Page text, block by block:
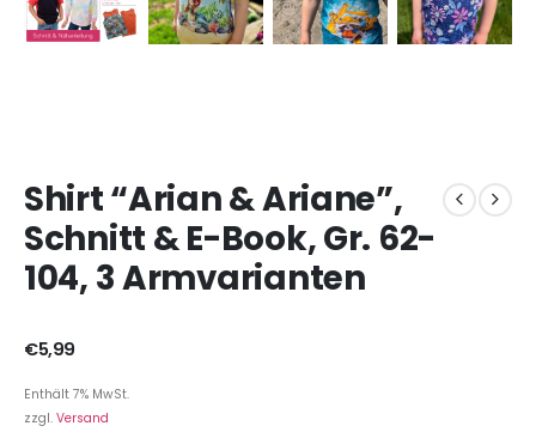
Shirt “Arian & Ariane”,
Schnitt & E-Book, Gr. 62-
104, 3 Armvarianten
€5,99
Enthält 7% MwSt.
zzgl. Versand